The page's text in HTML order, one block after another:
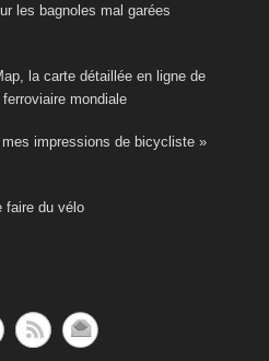
les bagnoles mal garées
la carte détaillée en ligne de
ferroviaire mondiale
impressions de bicycliste »
faire du vélo